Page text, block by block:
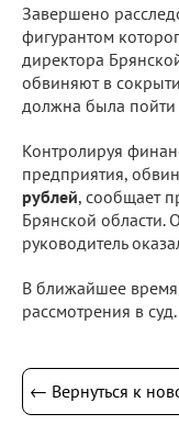
Завершено
фигурантом
директора
обвиняют в
должна была пойти
Контролируя
предприятия,
рублей, сообщает
Брянской области.
руководитель
В ближайшее время
рассмотрения в суд.
← Вернуться к